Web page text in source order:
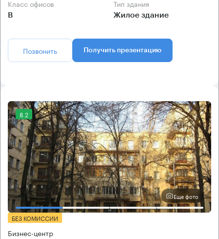
Класс офисов
B
Тип здания
Жилое здание
Позвонить Получить презентацию
8.2
Еще фото
БЕЗ КОМИССИИ
Бизнес-центр